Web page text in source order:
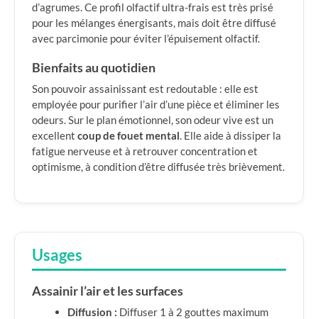
d’agrumes. Ce profil olfactif ultra-frais est très prisé
pour les mélanges énergisants, mais doit être diffusé
avec parcimonie pour éviter l’épuisement olfactif.
Bienfaits au quotidien
Son pouvoir assainissant est redoutable : elle est
employée pour purifier l’air d’une pièce et éliminer les
odeurs. Sur le plan émotionnel, son odeur vive est un
excellent coup de fouet mental. Elle aide à dissiper la
fatigue nerveuse et à retrouver concentration et
optimisme, à condition d’être diffusée très brièvement.
Usages
Assainir l’air et les surfaces
Diffusion : Diffuser 1 à 2 gouttes maximum